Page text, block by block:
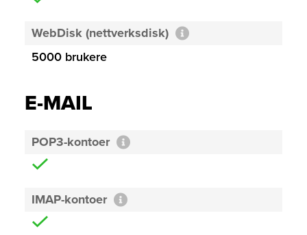
WebDisk (nettverksdisk)
5000 brukere
E-MAIL
POP3-kontoer
IMAP-kontoer